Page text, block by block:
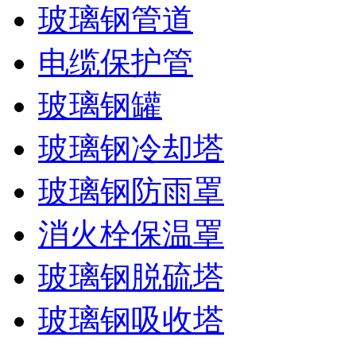
玻璃钢管道
电缆保护管
玻璃钢罐
玻璃钢冷却塔
玻璃钢防雨罩
消火栓保温罩
玻璃钢脱硫塔
玻璃钢吸收塔